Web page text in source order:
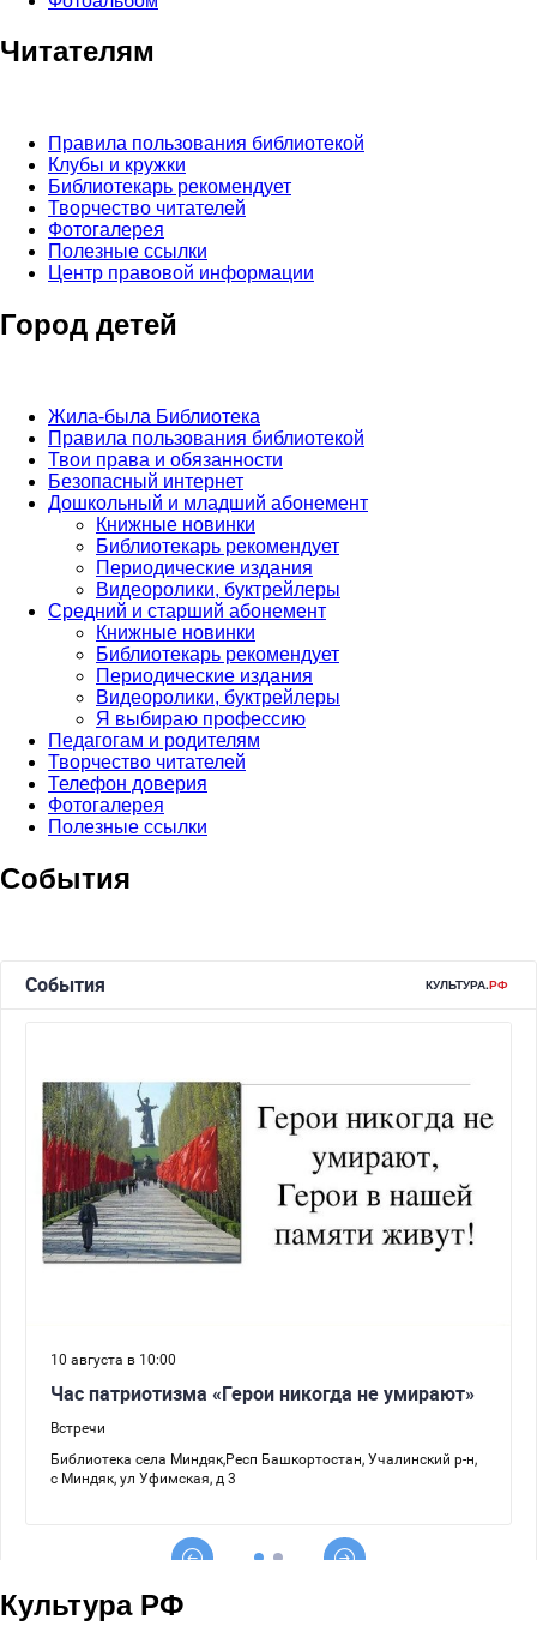
Читателям
Правила пользования библиотекой
Клубы и кружки
Библиотекарь рекомендует
Творчество читателей
Фотогалерея
Полезные ссылки
Центр правовой информации
Город детей
Жила-была Библиотека
Правила пользования библиотекой
Твои права и обязанности
Безопасный интернет
Дошкольный и младший абонемент
Книжные новинки
Библиотекарь рекомендует
Периодические издания
Видеоролики, буктрейлеры
Средний и старший абонемент
Книжные новинки
Библиотекарь рекомендует
Периодические издания
Видеоролики, буктрейлеры
Я выбираю профессию
Педагогам и родителям
Творчество читателей
Телефон доверия
Фотогалерея
Полезные ссылки
События
Культура РФ